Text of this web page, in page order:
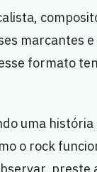
marcantes e
formato
uma
o rock
preste